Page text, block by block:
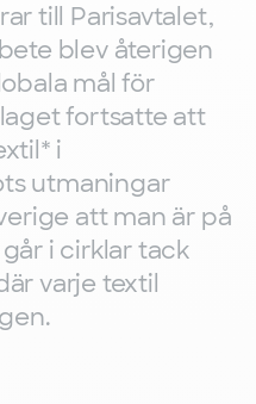
till Parisavtalet,
blev återigen
mål för
fortsatte att
i
utmaningar
att man är på
i cirklar tack
varje textil